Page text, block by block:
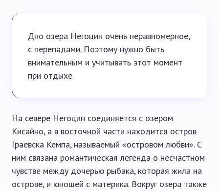
Дно озера Негоцин очень неравномерное,
с перепадами. Поэтому нужно быть
внимательным и учитывать этот момент
при отдыхе.
На севере Негоцин соединяется с озером
Кисайно, а в восточной части находится остров
Граевска Кемпа, называемый «островом любви». С
ним связана романтическая легенда о несчастном
чувстве между дочерью рыбака, которая жила на
острове, и юношей с материка. Вокруг озера также